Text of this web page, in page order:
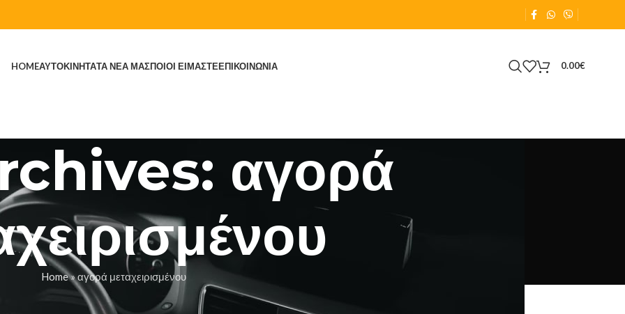
HOMEΑΥΤΟΚΙΝΗΤΑΤΑ ΝΕΑ ΜΑΣΠΟΙΟΙ ΕΙΜΑΣΤΕΕΠΙΚΟΙΝΩΝΙΑ 0.00€
αγορά
Home»αγορά μεταχειρισμένου